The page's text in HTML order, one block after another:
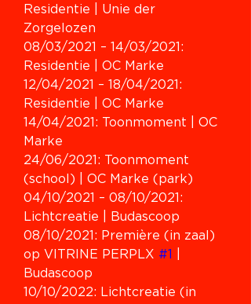
Residentie | Unie der
Zorgelozen
08/03/2021 – 14/03/2021:
Residentie | OC Marke
12/04/2021 – 18/04/2021:
Residentie | OC Marke
14/04/2021: Toonmoment | OC
Marke
24/06/2021: Toonmoment
(school) | OC Marke (park)
04/10/2021 – 08/10/2021:
Lichtcreatie | Budascoop
08/10/2021: Première (in zaal)
op VITRINE PERPLX #1
Budascoop
10/10/2022: Lichtcreatie (in